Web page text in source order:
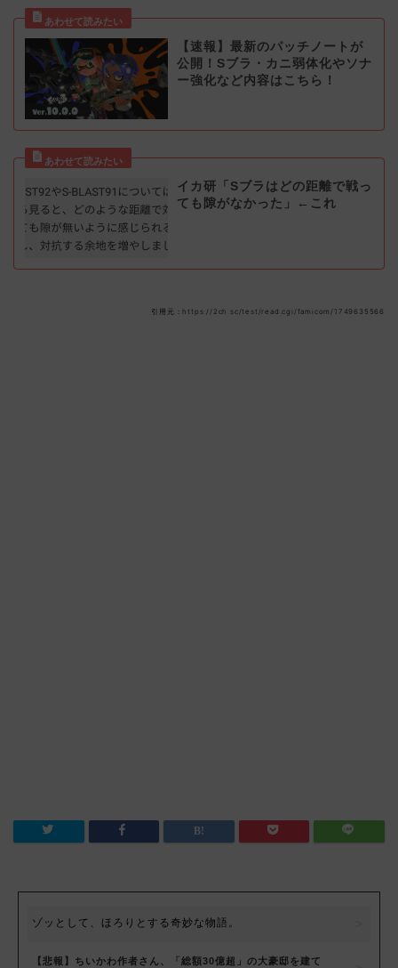
【速報】最新のパッチノートが
公開！Sブラ・カニ弱体化やソナ
ー強化など内容はこちら！
イカ研「Sブラはどの距離で戦っ
ても隙がなかった」←これ
引用元：https://2ch.sc/test/read.cgi/famicom/1749635566
ゾッとして、ほろりとする奇妙な物語。
【悲報】ちいかわ作者さん、「総額30億超」の大豪邸を建て